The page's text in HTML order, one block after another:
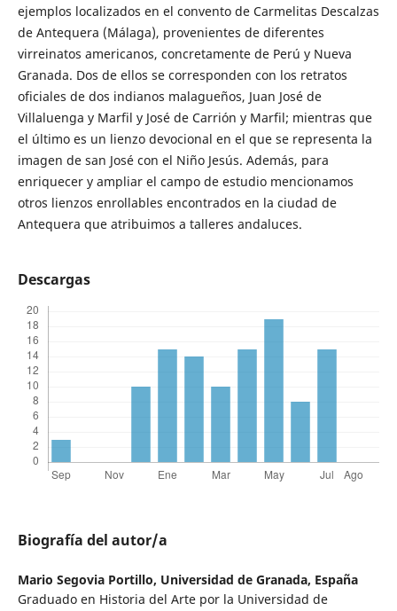
ejemplos localizados en el convento de Carmelitas Descalzas
de Antequera (Málaga), provenientes de diferentes
virreinatos americanos, concretamente de Perú y Nueva
Granada. Dos de ellos se corresponden con los retratos
oficiales de dos indianos malagueños, Juan José de
Villaluenga y Marfil y José de Carrión y Marfil; mientras que
el último es un lienzo devocional en el que se representa la
imagen de san José con el Niño Jesús. Además, para
enriquecer y ampliar el campo de estudio mencionamos
otros lienzos enrollables encontrados en la ciudad de
Antequera que atribuimos a talleres andaluces.
Descargas
Biografía del autor/a
Mario Segovia Portillo, Universidad de Granada, España
Graduado en Historia del Arte por la Universidad de